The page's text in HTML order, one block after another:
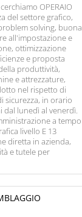
OPERAIO
del settore grafico,
solving, buona
all'impostazione e
ottimizzazione
e proposta
produttività,
e attrezzature,
nel rispetto di
sicurezza, in orario
dal lunedì al venerdì.
a tempo
livello E 13
diretta in azienda,
e tutele per